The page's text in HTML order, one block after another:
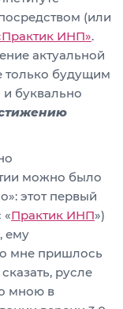
(или
ИНП».
актуальной
только будущим
и буквально
можно было
этот первый
«Практик ИНП»)
ему
мне пришлось
русле
мною в